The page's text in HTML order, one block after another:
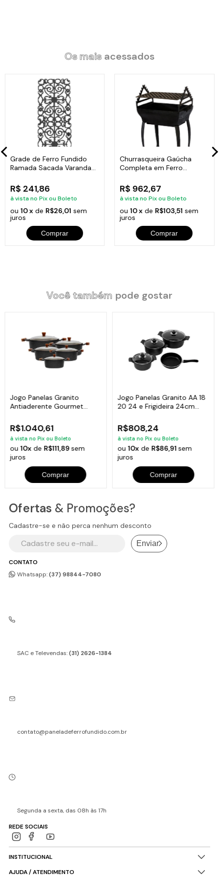
Os mais acessados
Grade de Ferro Fundido
Ramada Sacada Varanda
R$ 241,86
à vista no Pix ou Boleto
ou 10 xde R$26,01 sem
juros
Comprar
Churrasqueira Gaúcha
Completa em Ferro
R$ 962,67
à vista no Pix ou Boleto
ou 10 xde R$103,51 sem
juros
Comprar
Você também pode gostar
Jogo Panelas Granito
Antiaderente Gourmet
R$1.040,61
à vista no Pix ou Boleto
ou10x de R$111,89sem
juros
Comprar
Jogo Panelas Granito AA 18
20 24 e Frigideira 24cm
R$808,24
à vista no Pix ou Boleto
ou10x de R$86,91sem
juros
Comprar
CONTATO
Whatsapp:(37) 98844-7080
SAC e Televendas:(31) 2626-1384
contato@paneladeferrofundido.com.br
Segunda a sexta, das 08h às 17h
REDE SOCIAIS
INSTITUCIONAL
AJUDA / ATENDIMENTO
Ofertas & Promoções?
Cadastre-se e não perca nenhum desconto
Enviar